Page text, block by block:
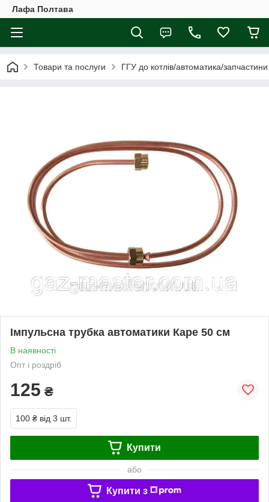
Лафа Полтава
Товари та послуги ГГУ до котлів/автоматика/запчастини
Імпульсна трубка автоматики Каре 50 см
В наявності
Опт і роздріб
125 ₴
100 ₴ від 3 шт.
Купити
або
Купити з